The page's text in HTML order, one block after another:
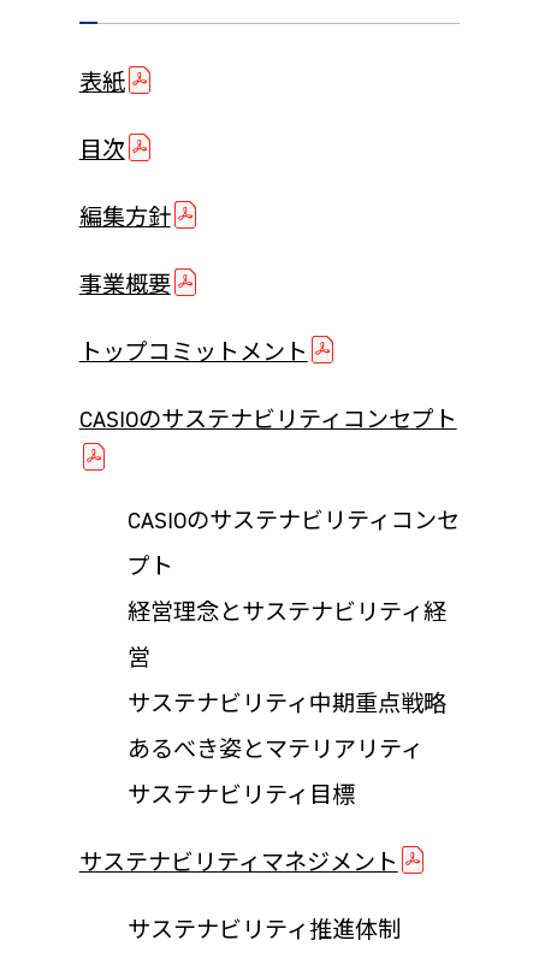
表紙
目次
編集方針
事業概要
トップコミットメント
CASIOのサステナビリティコンセプト
CASIOのサステナビリティコンセ
プト
経営理念とサステナビリティ経
営
サステナビリティ中期重点戦略
あるべき姿とマテリアリティ
サステナビリティ目標
サステナビリティマネジメント
サステナビリティ推進体制